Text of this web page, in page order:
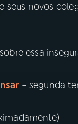
seus novos
essa
– segunda